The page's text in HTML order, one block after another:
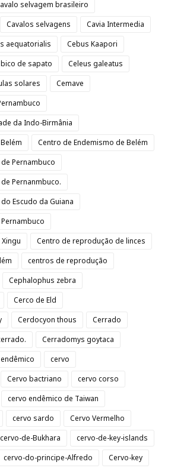
selvagem brasileiro
Cavalos selvagens
Cavia Intermedia
aequatorialis
Cebus Kaapori
de sapato
Celeus galeatus
solares
Cemave
da Indo-Birmânia
Centro de Endemismo de Belém
Pernambuco
Pernanmbuco.
Escudo da Guiana
Centro de reprodução de linces
centros de reprodução
Cephalophus zebra
Cerco de Eld
Cerdocyon thous
Cerrado
Cerradomys goytaca
cervo
Cervo bactriano
cervo corso
cervo endêmico de Taiwan
cervo sardo
Cervo Vermelho
cervo-de-Bukhara
cervo-de-key-islands
cervo-do-principe-Alfredo
Cervo-key